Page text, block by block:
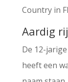
Country in
Aardig
De 12-
heeft een